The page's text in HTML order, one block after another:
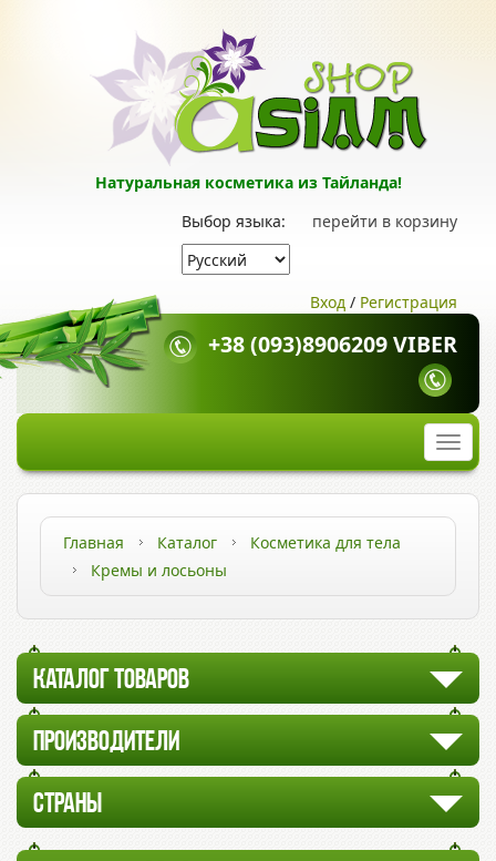
Натуральная косметика из Тайланда!
перейти в корзину
Выбор языка:
Вход / Регистрация
+38 (093)8906209 VIBER
Главная Каталог
Косметика для тела
Кремы и лосьоны
КАТАЛОГ ТОВАРОВ
ПРОИЗВОДИТЕЛИ
СТРАНЫ